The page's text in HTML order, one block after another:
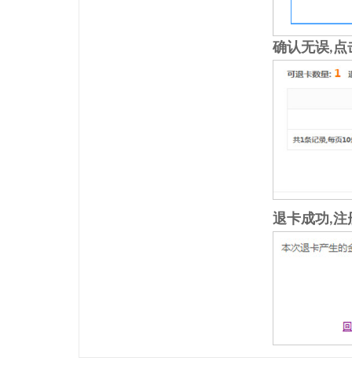
确认无误,点
退卡成功,注